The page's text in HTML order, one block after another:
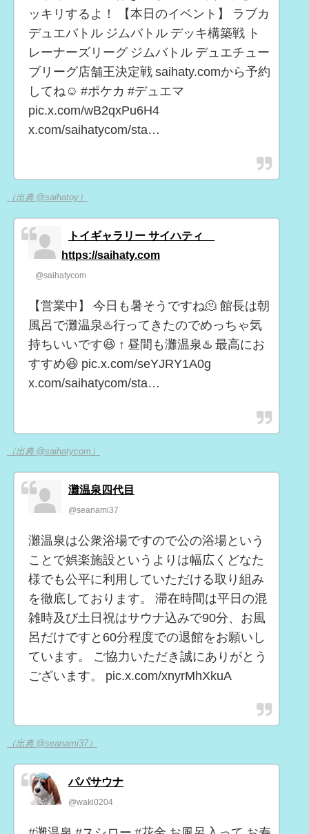
ッキリするよ！ 【本日のイベント】 ラブカ
デュエバトル ジムバトル デッキ構築戦 ト
レーナーズリーグ ジムバトル デュエチュー
ブリーグ店舗王決定戦 saihaty.comから予約
してね☺️ #ポケカ #デュエマ
pic.x.com/wB2qxPu6H4
x.com/saihatycom/sta…
（出典 @saihatoy）
トイギャラリー サイハティ
https://saihaty.com
@saihatycom
【営業中】 今日も暑そうですね🫠 館長は朝
風呂で灘温泉♨️行ってきたのでめっちゃ気
持ちいいです😆 ↑ 昼間も灘温泉♨️ 最高にお
すすめ😆 pic.x.com/seYJRY1A0g
x.com/saihatycom/sta…
（出典 @saihatycom）
灘温泉四代目
@seanami37
灘温泉は公衆浴場ですので公の浴場という
ことで娯楽施設というよりは幅広くどなた
様でも公平に利用していただける取り組み
を徹底しております。 滞在時間は平日の混
雑時及び土日祝はサウナ込みで90分、お風
呂だけですと60分程度での退館をお願いし
ています。 ご協力いただき誠にありがとう
ございます。 pic.x.com/xnyrMhXkuA
（出典 @seanami37）
パパサウナ
@waki0204